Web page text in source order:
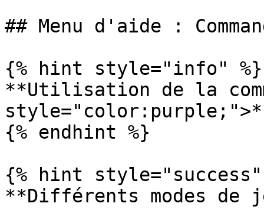
## Menu d'aide :
{% hint style="info" %}
**Utilisation de la
{% endhint %}
{% hint style="success"
**Différents modes de